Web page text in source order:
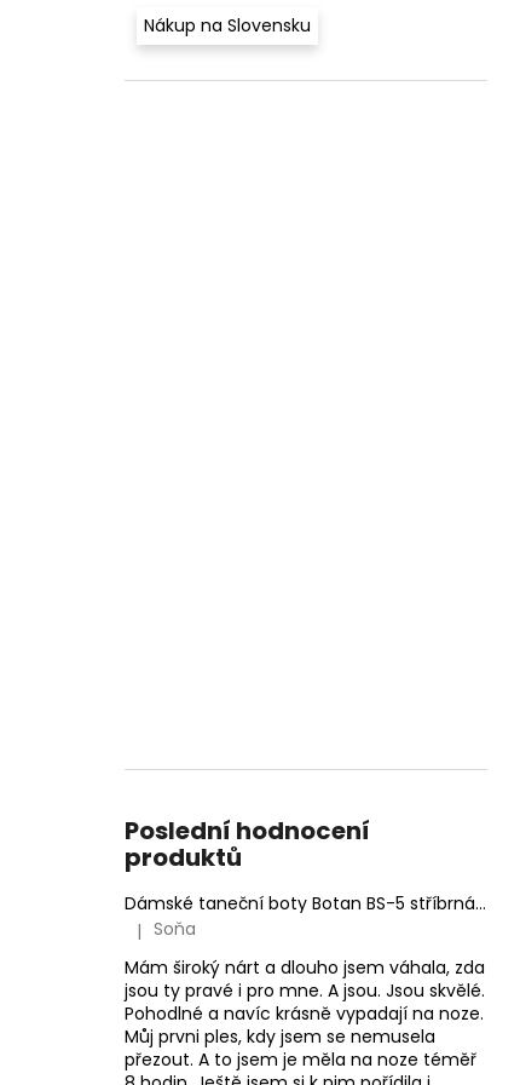
Nákup na Slovensku
Poslední hodnocení
produktů
Dámské taneční boty Botan BS-5 stříbrná 6,5 cm Flare
Hodnocení produktu je 5 z 5 hvězdiček.
| Soňa
Mám široký nárt a dlouho jsem váhala, zda
jsou ty pravé i pro mne. A jsou. Jsou skvělé.
Pohodlné a navíc krásně vypadají na noze.
Můj prvni ples, kdy jsem se nemusela
přezout. A to jsem je měla na noze téměř